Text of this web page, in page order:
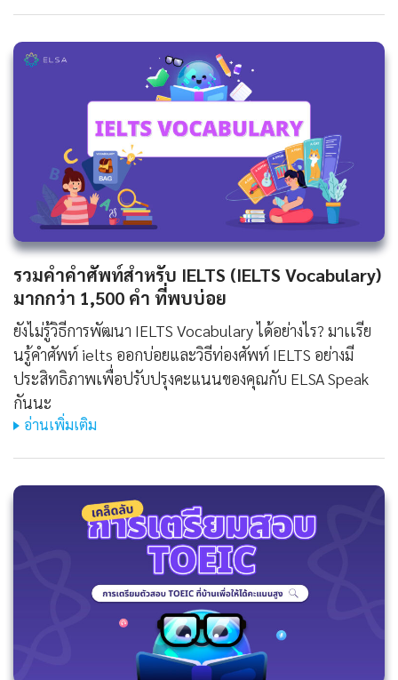
รวมคำคำศัพท์สำหรับ IELTS (IELTS Vocabulary)
มากกว่า 1,500 คํา ที่พบบ่อย
ยังไม่รู้วิธีการพัฒนา IELTS Vocabulary ได้อย่างไร? มาเเรีย
นรู้คําศัพท์ ielts ออกบ่อยและวิธีท่องศัพท์ IELTS อย่างมี
ประสิทธิภาพเพื่อปรับปรุงคะแนนของคุณกับ ELSA Speak
กันนะ
อ่านเพิ่มเติม